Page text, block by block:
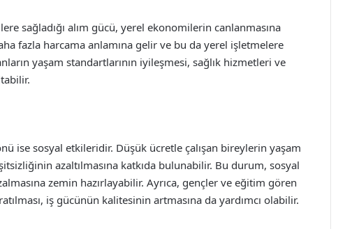
sağladığı alım gücü, yerel ekonomilerin canlanmasına
fazla harcama anlamına gelir ve bu da yerel işletmelere
yaşam standartlarının iyileşmesi, sağlık hizmetleri ve
ise sosyal etkileridir. Düşük ücretle çalışan bireylerin yaşam
azaltılmasına katkıda bulunabilir. Bu durum, sosyal
zemin hazırlayabilir. Ayrıca, gençler ve eğitim gören
iş gücünün kalitesinin artmasına da yardımcı olabilir.